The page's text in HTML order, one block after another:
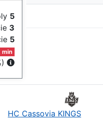
5
3
5
min
HC Cassovia KINGS